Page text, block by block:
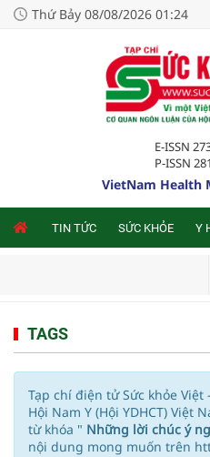
Thứ Bảy 08/08/2026 01:24
E-ISSN
P-ISSN
VietNam Health
TIN TỨC SỨC KHỎE Y
TAGS
Tạp chí điện tử Sức khỏe
Hội Nam Y (Hội YDHCT) Việt
từ khóa " Những lời chúc ý
nội dung mong muốn trên